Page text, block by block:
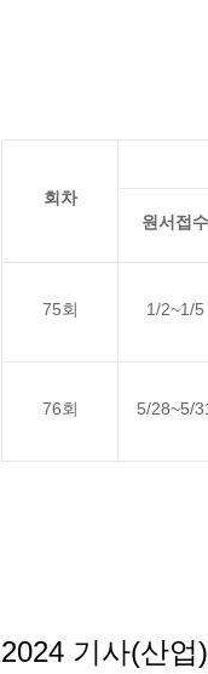
회차
원서접수
75회 1/2~1/5
76회 5/28~5/
2024 기사(산업